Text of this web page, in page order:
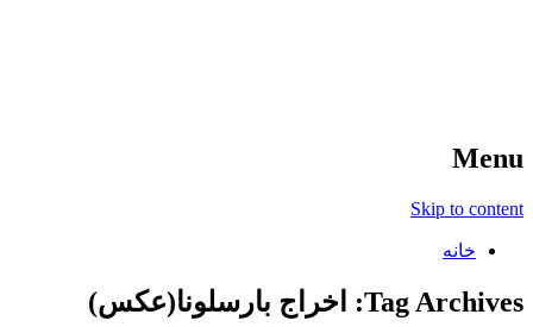
Menu
Skip to content
خانه
Tag Archives: اخراج بارسلونا(عکس)